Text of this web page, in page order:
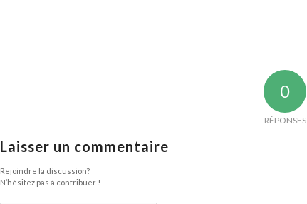
0
RÉPONSES
Laisser un commentaire
Rejoindre la discussion?
N’hésitez pas à contribuer !